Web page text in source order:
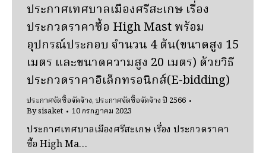
ประกาศเทศบาลเมืองศรีสะเกษ เรื่อง
ประกวดราคาซื้อ High Mast พร้อม
อุปกรณ์ประกอบ จำนวน 4 ต้น(ขนาดสูง 15
เมตร และขนาดความสูง 20 เมตร) ด้วยวิธี
ประกวดราคาอิเล็กทรอนิกส์(E-bidding)
ประกาศจัดซื้อจัดจ้าง,ประกาศจัดซื้อจัดจ้าง ปี 2566
Bysisaket 10 กรกฎาคม 2023
ประกาศเทศบาลเมืองศรีสะเกษ เรื่อง ประกวดราคา
ซื้อ High Ma…